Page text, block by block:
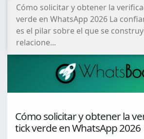
Cómo solicitar y obtener la
verde en WhatsApp 2026 La
es el pilar sobre el que se
relacione...
Cómo solicitar y obtener la
tick verde en WhatsApp 2026